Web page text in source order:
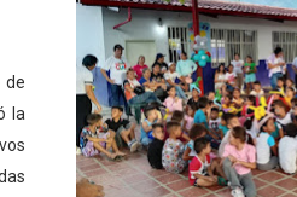
de
la